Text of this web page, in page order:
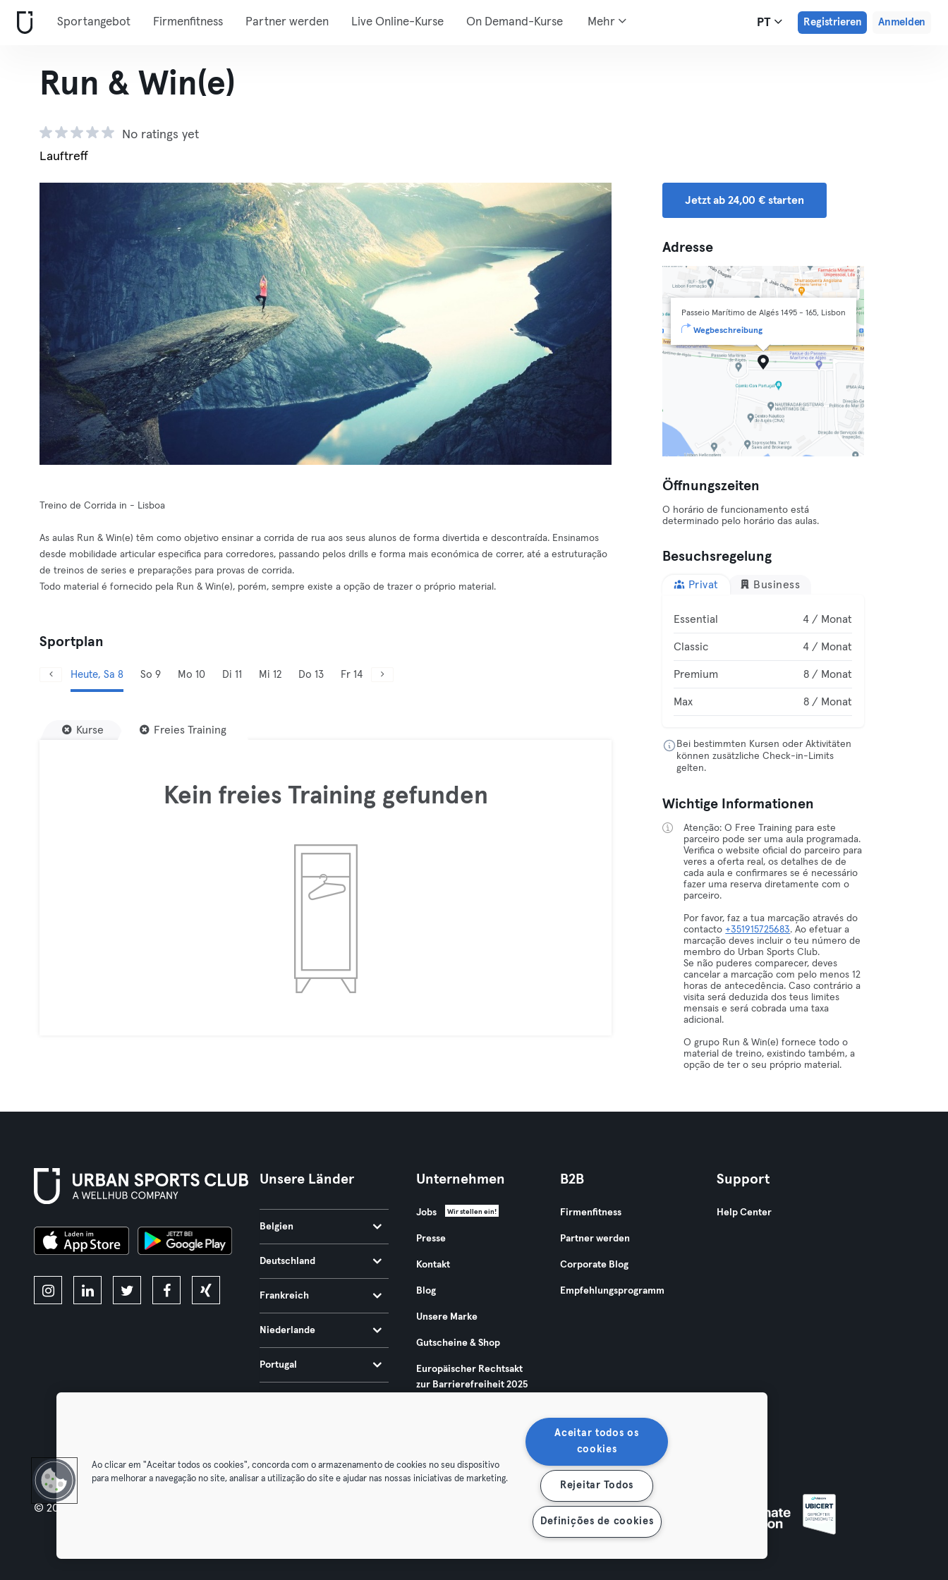
Sportangebot Firmenfitness Partner werden Live Online-Kurse On Demand-Kurse Mehr PT Registrieren Anmelden
Run & Win(e)
No ratings yet
Lauftreff
Treino de Corrida in - Lisboa
As aulas Run & Win(e) têm como objetivo ensinar a corrida de rua aos seus alunos de forma divertida e descontraída. Ensinamos
desde mobilidade articular especifica para corredores, passando pelos drills e forma mais económica de correr, até a estruturação
de treinos de series e preparações para provas de corrida.
Todo material é fornecido pela Run & Win(e), porém, sempre existe a opção de trazer o próprio material.
Sportplan
Heute, Sa 8 So 9 Mo 10 Di 11 Mi 12 Do 13 Fr 14
Kurse Freies Training
Kein freies Training gefunden
Jetzt ab 24,00 € starten
Adresse
Passeio Marítimo de Algés 1495 - 165, Lisbon
Wegbeschreibung
Öffnungszeiten
O horário de funcionamento está
determinado pelo horário das aulas.
Besuchsregelung
Privat Business
Essential 4 / Monat
Classic 4 / Monat
Premium 8 / Monat
Max 8 / Monat
Bei bestimmten Kursen oder Aktivitäten
können zusätzliche Check-in-Limits
gelten.
Wichtige Informationen
Atenção: O Free Training para este
parceiro pode ser uma aula programada.
Verifica o website oficial do parceiro para
veres a oferta real, os detalhes de de
cada aula e confirmares se é necessário
fazer uma reserva diretamente com o
parceiro.
Por favor, faz a tua marcação através do
contacto +351915725683. Ao efetuar a
marcação deves incluir o teu número de
membro do Urban Sports Club.
Se não puderes comparecer, deves
cancelar a marcação com pelo menos 12
horas de antecedência. Caso contrário a
visita será deduzida dos teus limites
mensais e será cobrada uma taxa
adicional.
O grupo Run & Win(e) fornece todo o
material de treino, existindo também, a
opção de ter o seu próprio material.
Unsere Länder
Belgien
Deutschland
Frankreich
Niederlande
Portugal
Unternehmen
Jobs Wir stellen ein!
Presse
Kontakt
Blog
Unsere Marke
Gutscheine & Shop
Europäischer Rechtsakt
zur Barrierefreiheit 2025
B2B
Firmenfitness
Partner werden
Corporate Blog
Empfehlungsprogramm
Support
Help Center
© 2026 Urban Sports Group GmbH. All rights reserved. Vertrag hier kündigen Hier Verträge widerrufen
Ao clicar em "Aceitar todos os cookies", concorda com o armazenamento de cookies no seu dispositivo
para melhorar a navegação no site, analisar a utilização do site e ajudar nas nossas iniciativas de marketing.
Aceitar todos os
cookies
Rejeitar Todos
Definições de cookies